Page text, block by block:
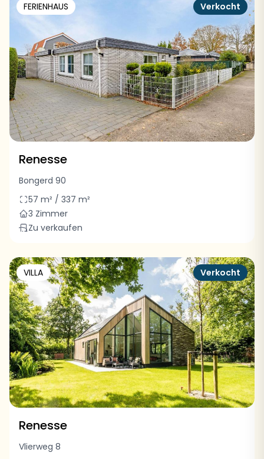
FERIENHAUS Verkocht
Renesse
Bongerd 90
57 m² / 337 m²
3 Zimmer
Zu verkaufen
VILLA Verkocht
Renesse
Vlierweg 8